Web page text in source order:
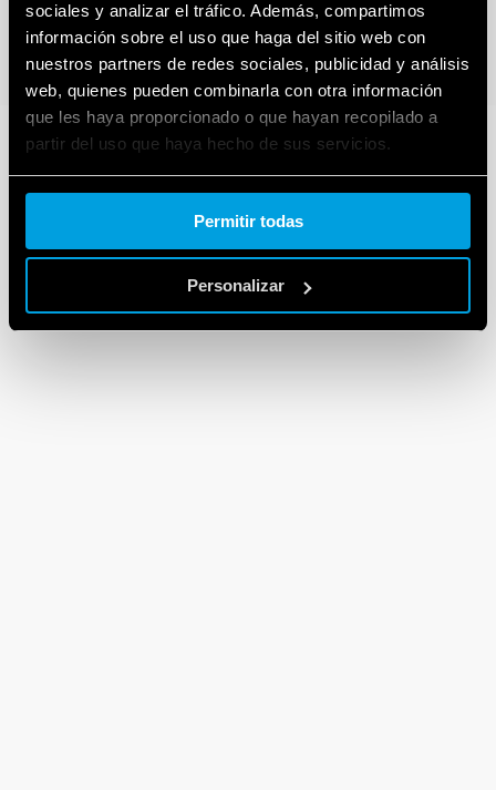
sociales y analizar el tráfico. Además, compartimos
información sobre el uso que haga del sitio web con
nuestros partners de redes sociales, publicidad y análisis
web, quienes pueden combinarla con otra información
que les haya proporcionado o que hayan recopilado a
partir del uso que haya hecho de sus servicios.
Cookie policy.
Permitir todas
Personalizar